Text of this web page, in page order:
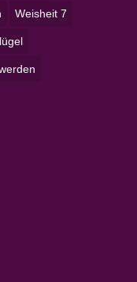
Weisheit 7